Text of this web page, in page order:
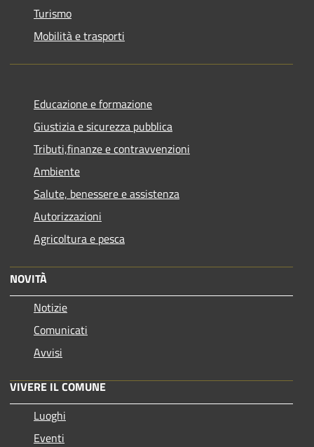
Turismo
Mobilità e trasporti
Educazione e formazione
Giustizia e sicurezza pubblica
Tributi,finanze e contravvenzioni
Ambiente
Salute, benessere e assistenza
Autorizzazioni
Agricoltura e pesca
NOVITÀ
Notizie
Comunicati
Avvisi
VIVERE IL COMUNE
Luoghi
Eventi